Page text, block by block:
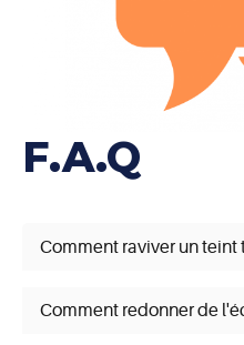
F.A.Q
Comment raviver un teint
exfoliez régulièrement pour
Comment redonner de